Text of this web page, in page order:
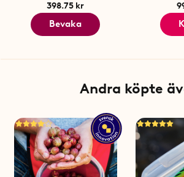
398.75 kr
Bevaka
Andra köpte